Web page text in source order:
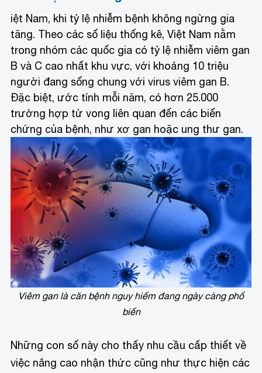
iệt Nam, khi tỷ lệ nhiễm bệnh không ngừng gia
tăng. Theo các số liệu thống kê, Việt Nam nằm
trong nhóm các quốc gia có tỷ lệ nhiễm viêm gan
B và C cao nhất khu vực, với khoảng 10 triệu
người đang sống chung với virus viêm gan B.
Đặc biệt, ước tính mỗi năm, có hơn 25.000
trường hợp tử vong liên quan đến các biến
chứng của bệnh, như xơ gan hoặc ung thư gan.
Viêm gan là căn bệnh nguy hiểm đang ngày càng phổ
biến
Những con số này cho thấy nhu cầu cấp thiết về
việc nâng cao nhận thức cũng như thực hiện các